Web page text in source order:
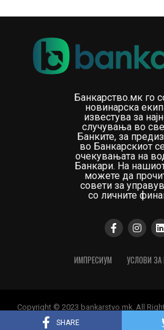
SHARE
Банкарство.мк го
новинарска
известува за
случувања во
Банките, за
во Банкарскиот
очекувањата на
Банкари. На
можете да
совети за
со личните
ИМПРЕСИУМ УСЛОВИ ЗА
Copyright © 2023 bankarstvo.mk. All